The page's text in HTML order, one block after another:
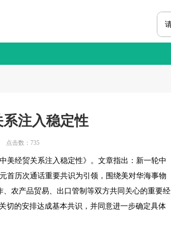
注入稳定性
点击数： 735
经贸关系注入稳定性》。文章指出：新一轮中
首历次通话重要共识为引领，围绕美对华海事物
农产品贸易、出口管制等双方共同关心的重要经
切的安排达成基本共识，并同意进一步确定具体